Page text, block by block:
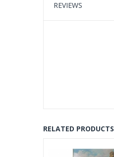
REVIEWS
RELATED PRODUCTS